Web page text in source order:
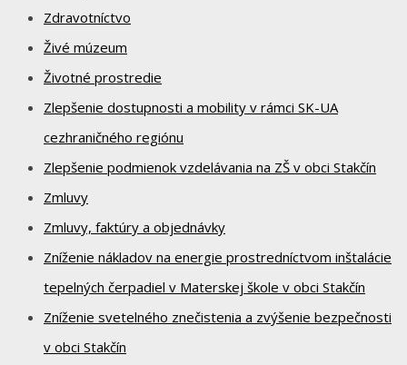
Zdravotníctvo
Živé múzeum
Životné prostredie
Zlepšenie dostupnosti a mobility v rámci SK-UA
cezhraničného regiónu
Zlepšenie podmienok vzdelávania na ZŠ v obci Stakčín
Zmluvy
Zmluvy, faktúry a objednávky
Zníženie nákladov na energie prostredníctvom inštalácie
tepelných čerpadiel v Materskej škole v obci Stakčín
Zníženie svetelného znečistenia a zvýšenie bezpečnosti
v obci Stakčín